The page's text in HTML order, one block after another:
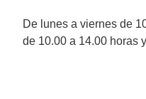
De lunes a viernes de
de 10.00 a 14.00 horas